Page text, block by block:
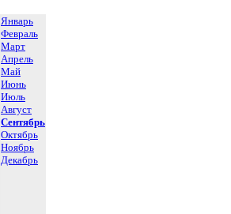
Январь
Февраль
Март
Апрель
Май
Июнь
Июль
Август
Сентябрь
Октябрь
Ноябрь
Декабрь